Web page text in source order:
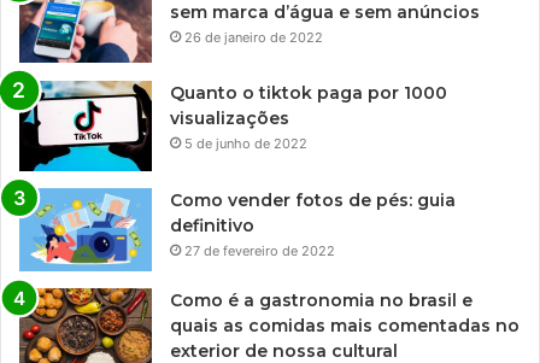
sem marca d’água e sem anúncios
26 de janeiro de 2022
Quanto o tiktok paga por 1000
visualizações
5 de junho de 2022
Como vender fotos de pés: guia
definitivo
27 de fevereiro de 2022
Como é a gastronomia no brasil e
quais as comidas mais comentadas no
exterior de nossa cultural